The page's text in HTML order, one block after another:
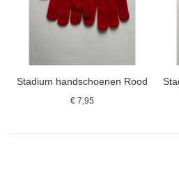
Stadium handschoenen Rood
€ 7,95